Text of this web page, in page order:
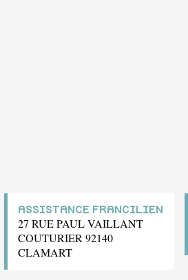
ASSISTANCE FRANCILIEN
27 RUE PAUL VAILLANT
COUTURIER 92140
CLAMART